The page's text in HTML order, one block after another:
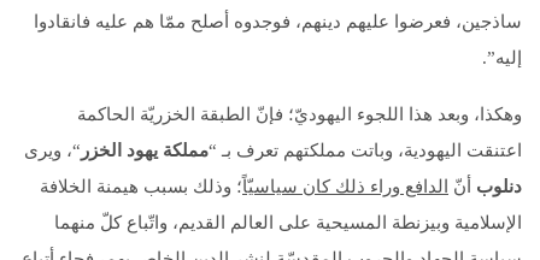
ساذجين، فعرضوا عليهم دينهم، فوجدوه أصلح ممّا هم عليه فانقادوا
إليه”.
وهكذا، وبعد هذا اللجوء اليهوديّ؛ فإنّ الطبقة الخزريّة الحاكمة
اعتنقت اليهودية، وباتت مملكتهم تعرف بـ “مملكة يهود الخزر “، ويرى
دنلوب أنّ الدافع وراء ذلك كان سياسيّاً؛ وذلك بسبب هيمنة الخلافة
الإسلامية وبيزنطة المسيحية على العالم القديم، واتّباع كلّ منهما